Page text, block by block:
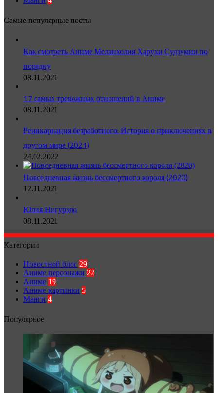
Самые популярные посты
Как смотреть Аниме Меланхолия Харухи Судзумии по
порядку
08.11.2021
17 самых тревожных отношений в Аниме
08.11.2021
Реинкарнация безработного: История о приключениях в
другом мире (2021)
24.02.2022
Повседневная жизнь бессмертного короля (2020)
12.11.2021
Юлия Нигурэдо
08.11.2021
Категории
Новостной блог 29
Аниме персонажи 22
Аниме 19
Аниме картинки 5
Манги 4
Популярное